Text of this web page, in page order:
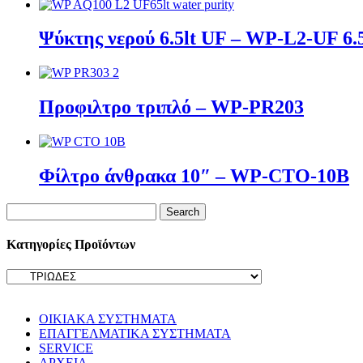
Ψύκτης νερού 6.5lt UF – WP-L2-UF
Προφιλτρο τριπλό – WP-PR203
Φίλτρο άνθρακα 10″ – WP-CTO-10B
for:
Κατηγορίες Προϊόντων
ΟΙΚΙΑΚΑ ΣΥΣΤΗΜΑΤΑ
ΕΠΑΓΓΕΛΜΑΤΙΚΑ ΣΥΣΤΗΜΑΤΑ
SERVICE